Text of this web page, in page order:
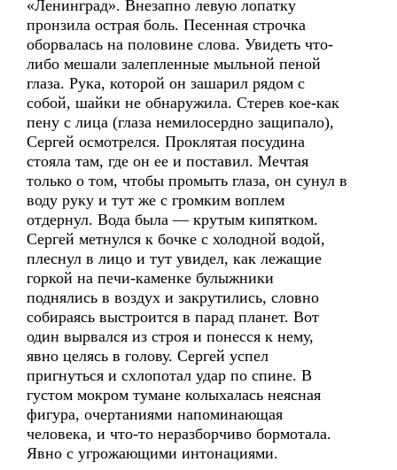
«Ленинград». Внезапно левую лопатку
пронзила острая боль. Песенная строчка
оборвалась на половине слова. Увидеть что-
либо мешали залепленные мыльной пеной
глаза. Рука, которой он зашарил рядом с
собой, шайки не обнаружила. Стерев кое-как
пену с лица (глаза немилосердно защипало),
Сергей осмотрелся. Проклятая посудина
стояла там, где он ее и поставил. Мечтая
только о том, чтобы промыть глаза, он сунул в
воду руку и тут же с громким воплем
отдернул. Вода была — крутым кипятком.
Сергей метнулся к бочке с холодной водой,
плеснул в лицо и тут увидел, как лежащие
горкой на печи-каменке булыжники
поднялись в воздух и закрутились, словно
собираясь выстроится в парад планет. Вот
один вырвался из строя и понесся к нему,
явно целясь в голову. Сергей успел
пригнуться и схлопотал удар по спине. В
густом мокром тумане колыхалась неясная
фигура, очертаниями напоминающая
человека, и что-то неразборчиво бормотала.
Явно с угрожающими интонациями.